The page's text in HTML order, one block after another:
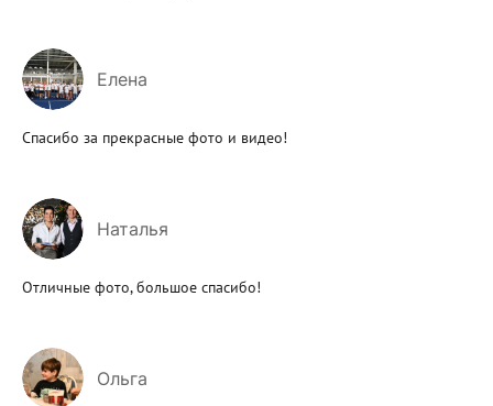
Елена
Спасибо за прекрасные фото и видео!
Наталья
Отличные фото, большое спасибо!
Ольга